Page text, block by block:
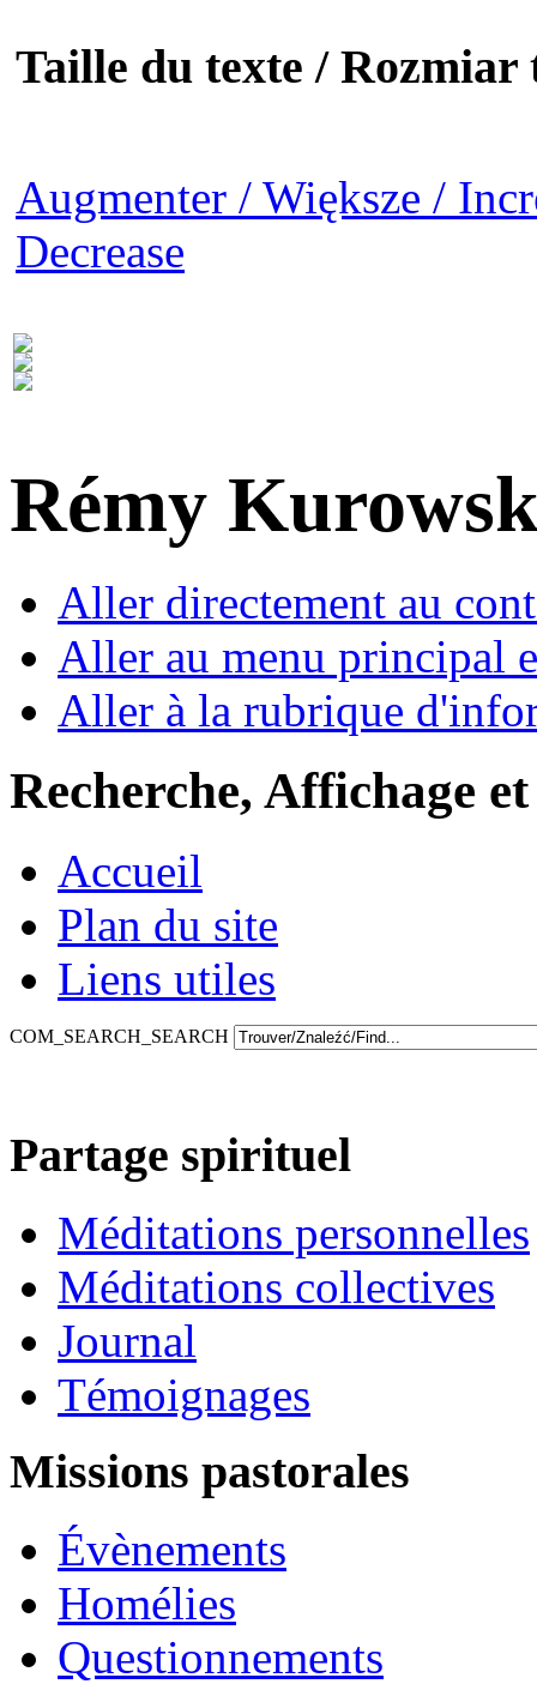
Taille du texte / Rozmiar
Augmenter / Większe /
Decrease
Rémy
Aller directement au
Aller au menu principal
Aller à la rubrique
Recherche, Affichage
Accueil
Plan du site
Liens utiles
COM_SEARCH_SEARCH
Partage spirituel
Méditations personnelles
Méditations collectives
Journal
Témoignages
Missions pastorales
Évènements
Homélies
Questionnements